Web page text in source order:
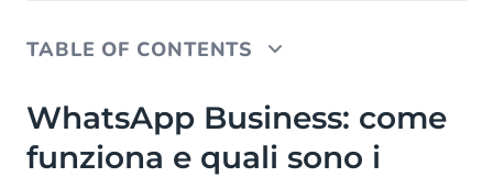
TABLE OF CONTENTS
WhatsApp Business: come funziona e quali sono i
modelli di messaggio per il Whatsapp per le
aziende
WhatsApp Business: come
funziona e quali sono i